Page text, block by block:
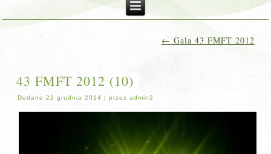
← Gala 43 FMFT 2012
43 FMFT 2012 (10)
Dodane 22 grudnia 2014 |przez admin2